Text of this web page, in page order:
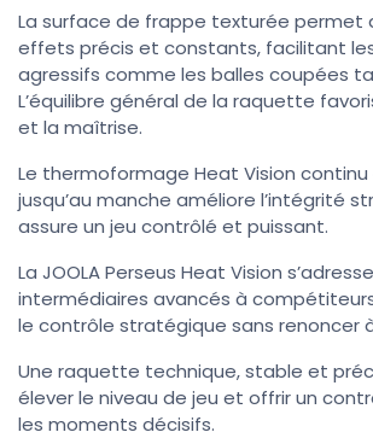
La surface de frappe texturée permet
effets précis et constants, facilitant
agressifs comme les balles coupées
L’équilibre général de la raquette
et la maîtrise.
Le thermoformage Heat Vision
jusqu’au manche améliore l’intégrité
assure un jeu contrôlé et puissant.
La JOOLA Perseus Heat Vision
intermédiaires avancés à
le contrôle stratégique sans renoncer
Une raquette technique, stable et
élever le niveau de jeu et offrir un
les moments décisifs.